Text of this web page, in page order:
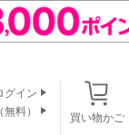
買い物かご
グイン
料）